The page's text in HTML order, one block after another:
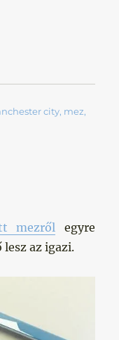
city, mez,
mezről egyre
az igazi.